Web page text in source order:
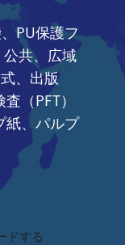
PU保護フ
公共、広域
、出版
（PFT）
紙、パルプ
ドする